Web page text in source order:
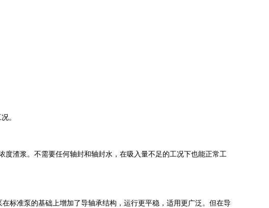
。
度渣浆。不需要任何轴封和轴封水，在吸入量不足的工况下也能正常工
标准泵的基础上增加了导轴承结构，运行更平稳，适用更广泛。但在导